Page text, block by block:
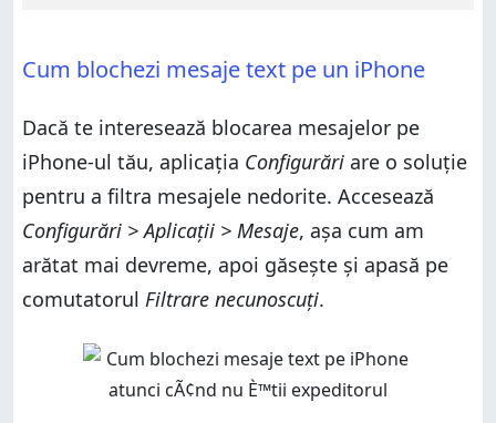
Cum blochezi mesaje text pe un iPhone
Dacă te interesează blocarea mesajelor pe
iPhone-ul tău, aplicația Configurări are o soluție
pentru a filtra mesajele nedorite. Accesează
Configurări > Aplicații > Mesaje, așa cum am
arătat mai devreme, apoi găsește și apasă pe
comutatorul Filtrare necunoscuți.